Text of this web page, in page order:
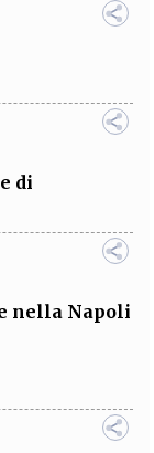
di
nella Napoli